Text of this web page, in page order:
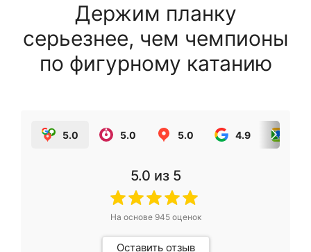
Держим планку
серьезнее, чем чемпионы
по фигурному катанию
5.0 5.0 5.0 4.9
5.0 из 5
На основе 945оценок
Оставить отзыв